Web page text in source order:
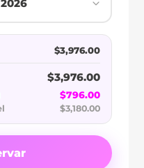
$3,976.00
$3,976.00
$796.00
$3,180.00